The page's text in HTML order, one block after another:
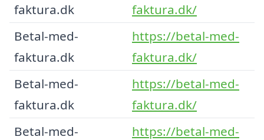
faktura.dk
faktura.dk/
Betal-med-
faktura.dk
https://betal-med-
faktura.dk/
Betal-med-
faktura.dk
https://betal-med-
faktura.dk/
Betal-med-
https://betal-med-